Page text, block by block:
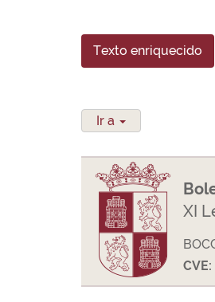
Texto enriquecido
Ir a
XI